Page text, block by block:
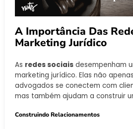
A Importância Das
Marketing Jurídico
As redes sociais desempenham
marketing jurídico. Elas não
advogados se conectem com
mas também ajudam a construir
Construindo Relacionamentos